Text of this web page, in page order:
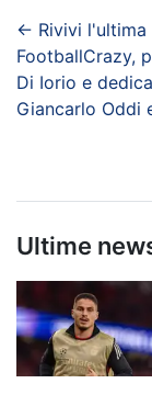
← Rivivi
FootballCrazy,
Di Iorio e
Giancarlo Oddi
Ultime